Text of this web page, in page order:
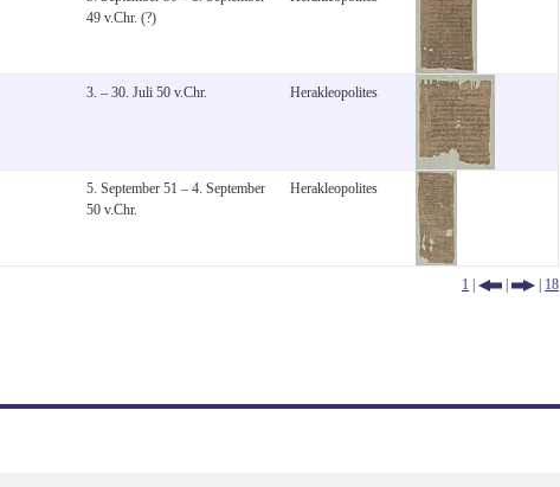
49 v.Chr. (?)
3. – 30. Juli 50 v.Chr. Herakleopolites
5. September 51 – 4. September
50 v.Chr.
Herakleopolites
1 | | | 18